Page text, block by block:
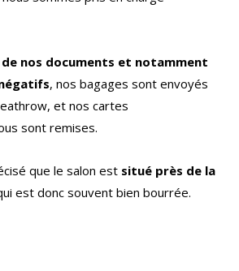
nos documents et notamment
, nos bagages sont envoyés
et nos cartes
sont remises.
que le salon est situé près de la
est donc souvent bien bourrée.